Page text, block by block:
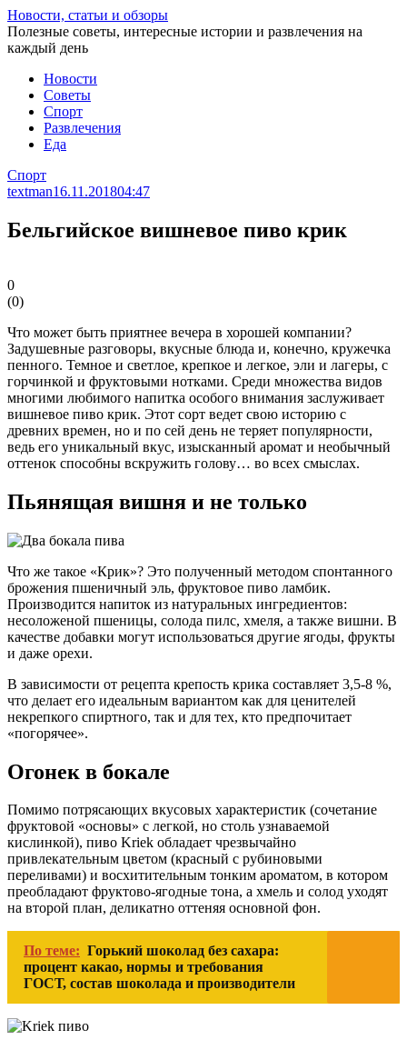
Перейти
к
статье
Новости, статьи и обзоры
Полезные советы, интересные истории и развлечения на
каждый день
Новости
Советы
Спорт
Развлечения
Еда
Спорт
textman16.11.201804:47
Бельгийское вишневое пиво крик
0
(0)
Что может быть приятнее вечера в хорошей компании?
Задушевные разговоры, вкусные блюда и, конечно, кружечка
пенного. Темное и светлое, крепкое и легкое, эли и лагеры, с
горчинкой и фруктовыми нотками. Среди множества видов
многими любимого напитка особого внимания заслуживает
вишневое пиво крик. Этот сорт ведет свою историю с
древних времен, но и по сей день не теряет популярности,
ведь его уникальный вкус, изысканный аромат и необычный
оттенок способны вскружить голову… во всех смыслах.
Пьянящая вишня и не только
Что же такое «Крик»? Это полученный методом спонтанного
брожения пшеничный эль, фруктовое пиво ламбик.
Производится напиток из натуральных ингредиентов:
несоложеной пшеницы, солода пилс, хмеля, а также вишни. В
качестве добавки могут использоваться другие ягоды, фрукты
и даже орехи.
В зависимости от рецепта крепость крика составляет 3,5-8 %,
что делает его идеальным вариантом как для ценителей
некрепкого спиртного, так и для тех, кто предпочитает
«погорячее».
Огонек в бокале
Помимо потрясающих вкусовых характеристик (сочетание
фруктовой «основы» с легкой, но столь узнаваемой
кислинкой), пиво Kriek обладает чрезвычайно
привлекательным цветом (красный с рубиновыми
переливами) и восхитительным тонким ароматом, в котором
преобладают фруктово-ягодные тона, а хмель и солод уходят
на второй план, деликатно оттеняя основной фон.
По теме: Горький шоколад без сахара:
процент какао, нормы и требования
ГОСТ, состав шоколада и производители